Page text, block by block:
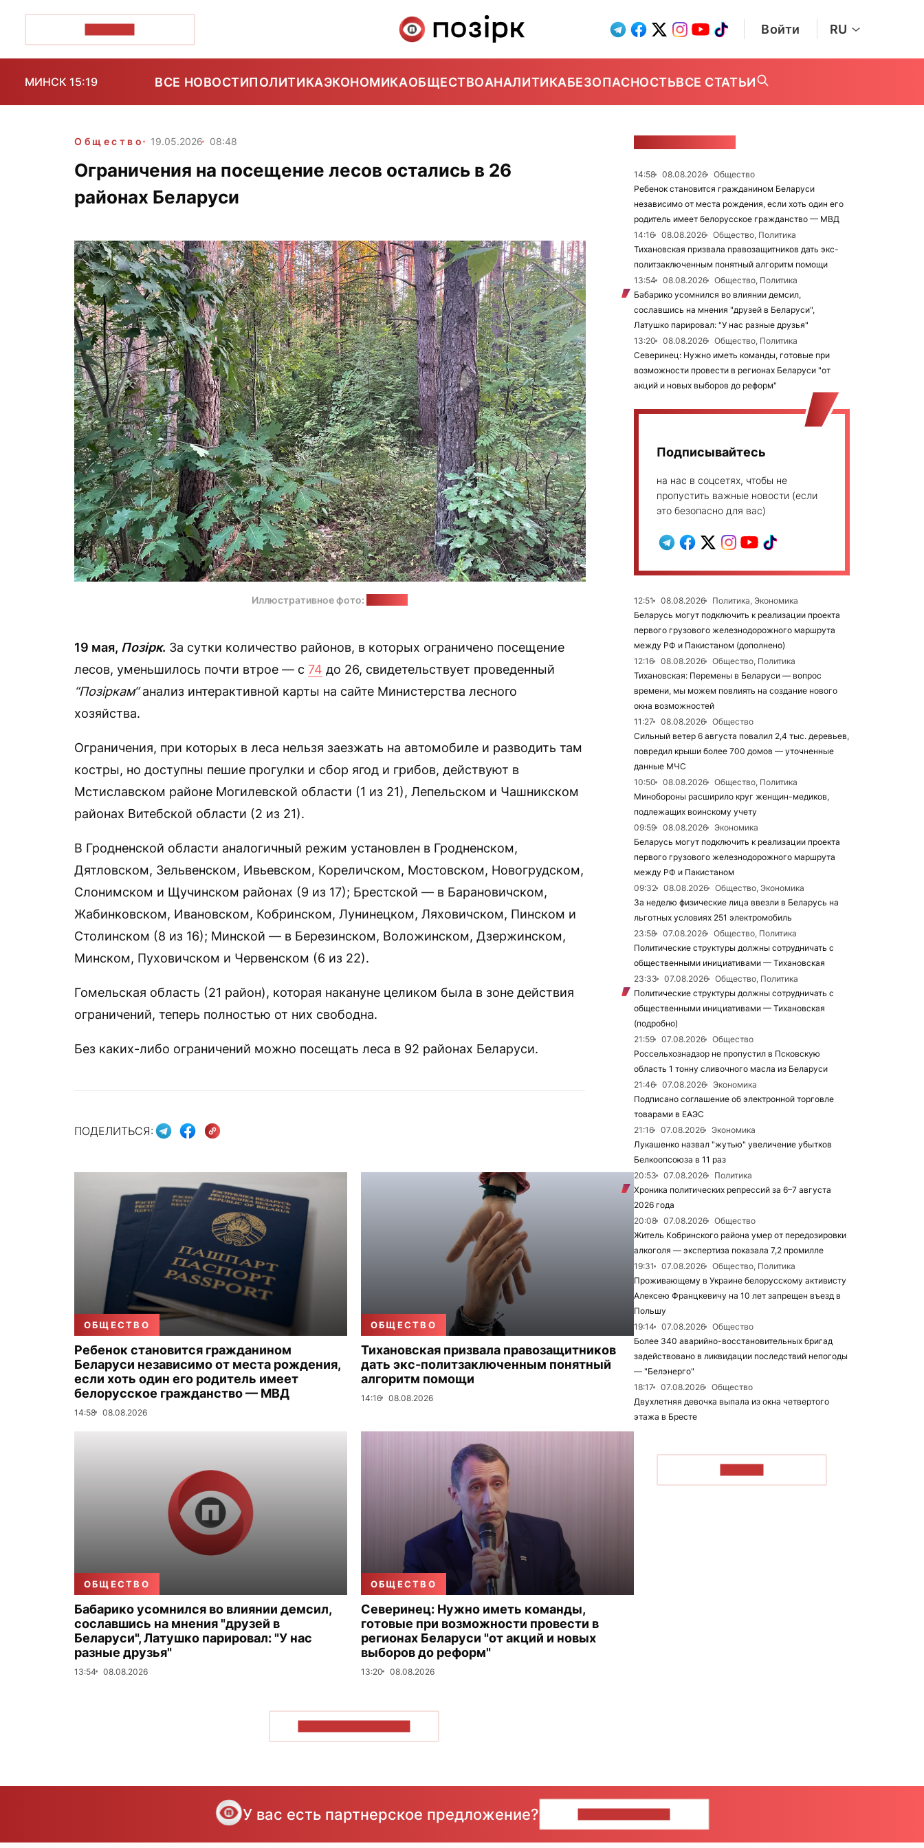
Войти RU
МИНСК 15:19 ВСЕ НОВОСТИПОЛИТИКАЭКОНОМИКАОБЩЕСТВОАНАЛИТИКАБЕЗОПАСНОСТЬВСЕ СТАТЬИ
Общество 19.05.2026 08:48
Ограничения на посещение лесов остались в 26
районах Беларуси
Иллюстративное фото:
19 мая, Позірк. За сутки количество районов, в которых ограничено посещение
лесов, уменьшилось почти втрое — с 74 до 26, свидетельствует проведенный
“Позіркам“анализ интерактивной карты на сайте Министерства лесного
хозяйства.
Ограничения, при которых в леса нельзя заезжать на автомобиле и разводить там
костры, но доступны пешие прогулки и сбор ягод и грибов, действуют в
Мстиславском районе Могилевской области (1 из 21), Лепельском и Чашникском
районах Витебской области (2 из 21).
В Гродненской области аналогичный режим установлен в Гродненском,
Дятловском, Зельвенском, Ивьевском, Кореличском, Мостовском, Новогрудском,
Слонимском и Щучинском районах (9 из 17); Брестской — в Барановичском,
Жабинковском, Ивановском, Кобринском, Лунинецком, Ляховичском, Пинском и
Столинском (8 из 16); Минской — в Березинском, Воложинском, Дзержинском,
Минском, Пуховичском и Червенском (6 из 22).
Гомельская область (21 район), которая накануне целиком была в зоне действия
ограничений, теперь полностью от них свободна.
Без каких-либо ограничений можно посещать леса в 92 районах Беларуси.
ПОДЕЛИТЬСЯ:
ОБЩЕСТВО
Ребенок становится гражданином
Беларуси независимо от места рождения,
если хоть один его родитель имеет
белорусское гражданство — МВД
14:58 08.08.2026
ОБЩЕСТВО
Тихановская призвала правозащитников
дать экс-политзаключенным понятный
алгоритм помощи
14:16 08.08.2026
ОБЩЕСТВО
Бабарико усомнился во влиянии демсил,
сославшись на мнения "друзей в
Беларуси", Латушко парировал: "У нас
разные друзья"
13:54 08.08.2026
ОБЩЕСТВО
Северинец: Нужно иметь команды,
готовые при возможности провести в
регионах Беларуси "от акций и новых
выборов до реформ"
13:20 08.08.2026
14:58 08.08.2026
Общество
Ребенок становится гражданином Беларуси
независимо от места рождения, если хоть один его
родитель имеет белорусское гражданство — МВД
14:16
08.08.2026
Общество, Политика
Тихановская призвала правозащитников дать экс-
политзаключенным понятный алгоритм помощи
13:54
08.08.2026
Общество, Политика
Бабарико усомнился во влиянии демсил,
сославшись на мнения "друзей в Беларуси",
Латушко парировал: "У нас разные друзья"
13:20
08.08.2026
Общество, Политика
Северинец: Нужно иметь команды, готовые при
возможности провести в регионах Беларуси "от
акций и новых выборов до реформ"
Подписывайтесь
на нас в соцсетях, чтобы не
пропустить важные новости (если
это безопасно для вас)
12:51 08.08.2026
Политика, Экономика
Беларусь могут подключить к реализации проекта
первого грузового железнодорожного маршрута
между РФ и Пакистаном (дополнено)
12:16
08.08.2026
Общество, Политика
Тихановская: Перемены в Беларуси — вопрос
времени, мы можем повлиять на создание нового
окна возможностей
11:27
08.08.2026
Общество
Сильный ветер 6 августа повалил 2,4 тыс. деревьев,
повредил крыши более 700 домов — уточненные
данные МЧС
10:50
08.08.2026
Общество, Политика
Минобороны расширило круг женщин-медиков,
подлежащих воинскому учету
09:59
08.08.2026
Экономика
Беларусь могут подключить к реализации проекта
первого грузового железнодорожного маршрута
между РФ и Пакистаном
09:32
08.08.2026
Общество, Экономика
За неделю физические лица ввезли в Беларусь на
льготных условиях 251 электромобиль
23:58
07.08.2026
Общество, Политика
Политические структуры должны сотрудничать с
общественными инициативами — Тихановская
23:33
07.08.2026
Общество, Политика
Политические структуры должны сотрудничать с
общественными инициативами — Тихановская
(подробно)
21:59
07.08.2026
Общество
Россельхознадзор не пропустил в Псковскую
область 1 тонну сливочного масла из Беларуси
21:46
07.08.2026
Экономика
Подписано соглашение об электронной торговле
товарами в ЕАЭС
21:16
07.08.2026
Экономика
Лукашенко назвал "жутью" увеличение убытков
Белкоопсоюза в 11 раз
20:53
07.08.2026
Политика
Хроника политических репрессий за 6–7 августа
2026 года
20:08
07.08.2026
Общество
Житель Кобринского района умер от передозировки
алкоголя — экспертиза показала 7,2 промилле
19:31
07.08.2026
Общество, Политика
Проживающему в Украине белорусскому активисту
Алексею Францкевичу на 10 лет запрещен въезд в
Польшу
19:14
07.08.2026
Общество
Более 340 аварийно-восстановительных бригад
задействовано в ликвидации последствий непогоды
— "Белэнерго"
18:17
07.08.2026
Общество
Двухлетняя девочка выпала из окна четвертого
этажа в Бресте
У вас есть партнерское предложение?